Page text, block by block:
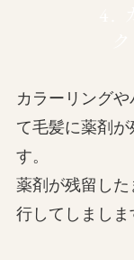
カラーリング
て毛髪に薬剤
す。
薬剤が残留し
行してしましま